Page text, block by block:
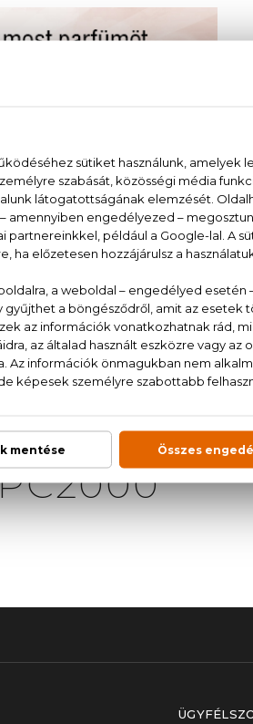
A
és a ingyenes szállítással,
-